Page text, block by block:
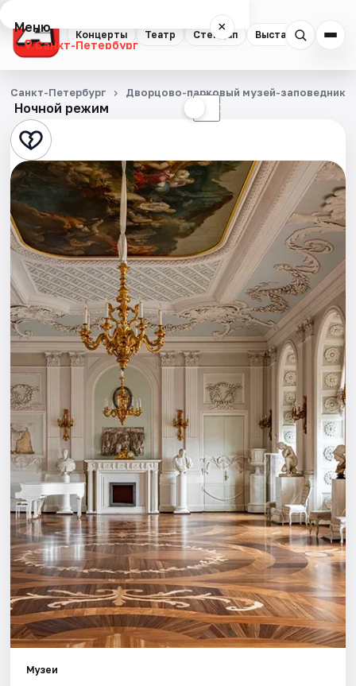
Концерты Театр Стендап Выставки
Меню ×
Санкт-Петербург
Концерты
Театр
Стендап
Выставки
Квесты
Экскурсии
Спорт
События
Города
Площадки
Артисты
Рейтинги
Ночной режим ☾
Санкт-Петербург Дворцово-парковый музей-заповедник
Музеи